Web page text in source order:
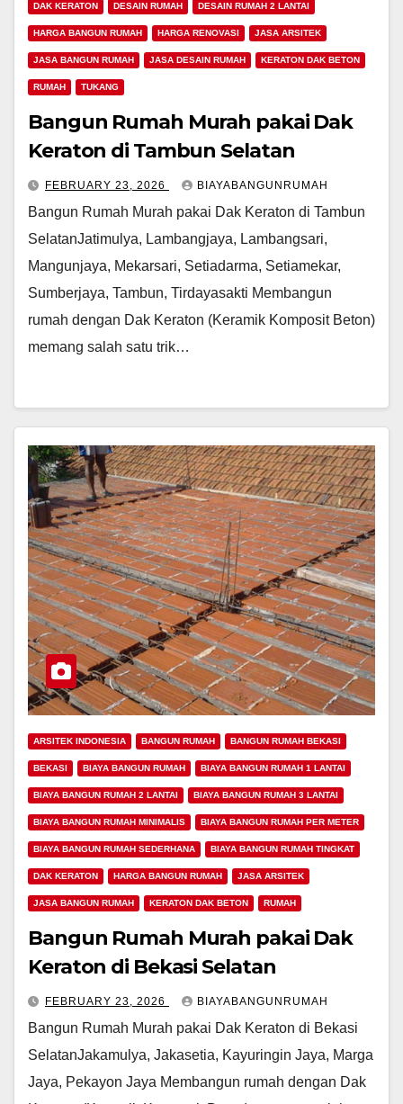
DAK KERATON DESAIN RUMAH DESAIN RUMAH 2 LANTAI
HARGA BANGUN RUMAH HARGA RENOVASI JASA ARSITEK
JASA BANGUN RUMAH JASA DESAIN RUMAH KERATON DAK BETON
RUMAH TUKANG
Bangun Rumah Murah pakai Dak
Keraton di Tambun Selatan
FEBRUARY 23, 2026 BIAYABANGUNRUMAH
Bangun Rumah Murah pakai Dak Keraton di Tambun
SelatanJatimulya, Lambangjaya, Lambangsari,
Mangunjaya, Mekarsari, Setiadarma, Setiamekar,
Sumberjaya, Tambun, Tirdayasakti Membangun
rumah dengan Dak Keraton (Keramik Komposit Beton)
memang salah satu trik…
ARSITEK INDONESIA BANGUN RUMAH BANGUN RUMAH BEKASI
BEKASI BIAYA BANGUN RUMAH BIAYA BANGUN RUMAH 1 LANTAI
BIAYA BANGUN RUMAH 2 LANTAI BIAYA BANGUN RUMAH 3 LANTAI
BIAYA BANGUN RUMAH MINIMALIS BIAYA BANGUN RUMAH PER METER
BIAYA BANGUN RUMAH SEDERHANA BIAYA BANGUN RUMAH TINGKAT
DAK KERATON HARGA BANGUN RUMAH JASA ARSITEK
JASA BANGUN RUMAH KERATON DAK BETON RUMAH
Bangun Rumah Murah pakai Dak
Keraton di Bekasi Selatan
FEBRUARY 23, 2026 BIAYABANGUNRUMAH
Bangun Rumah Murah pakai Dak Keraton di Bekasi
SelatanJakamulya, Jakasetia, Kayuringin Jaya, Marga
Jaya, Pekayon Jaya Membangun rumah dengan Dak